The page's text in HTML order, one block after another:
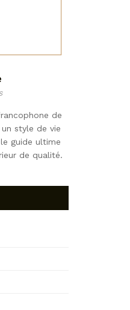
de
style de vie
guide ultime
de qualité.